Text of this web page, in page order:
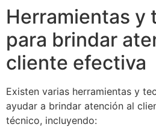
Herramientas y
para brindar
cliente efectiva
Existen varias herramientas y
ayudar a brindar atención al
técnico, incluyendo: